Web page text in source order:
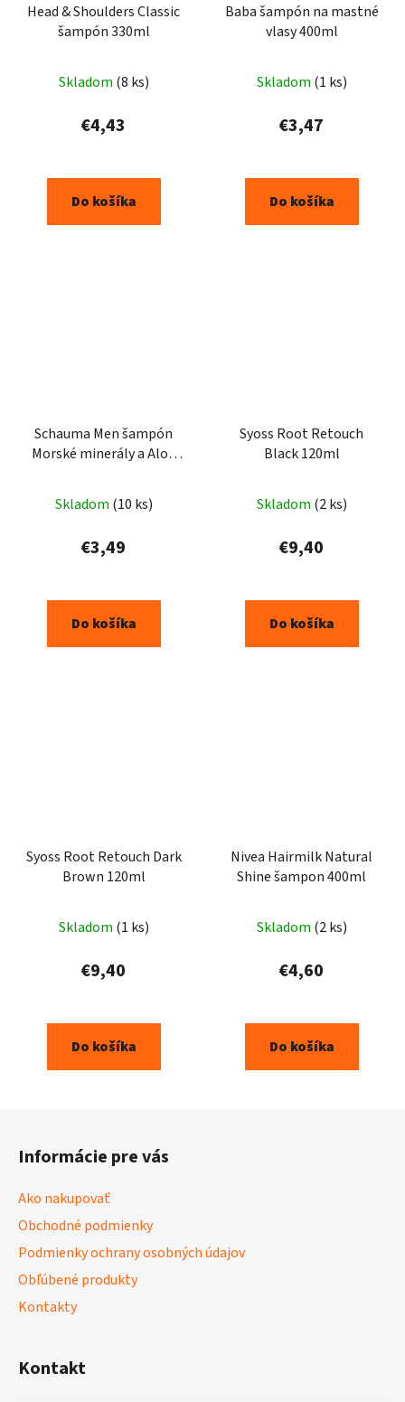
Head & Shoulders Classic
šampón 330ml
Skladom (8 ks)
€4,43
Do košíka
Baba šampón na mastné
vlasy 400ml
Skladom (1 ks)
€3,47
Do košíka
Schauma Men šampón
Morské minerály a Aloe
Skladom (10 ks)
€3,49
Do košíka
Syoss Root Retouch
Black 120ml
Skladom (2 ks)
€9,40
Do košíka
Syoss Root Retouch Dark
Brown 120ml
Skladom (1 ks)
€9,40
Do košíka
Nivea Hairmilk Natural
Shine šampon 400ml
Skladom (2 ks)
€4,60
Do košíka
Informácie pre vás
Ako nakupovať
Obchodné podmienky
Podmienky ochrany osobných údajov
Obľúbené produkty
Kontakty
Kontakt